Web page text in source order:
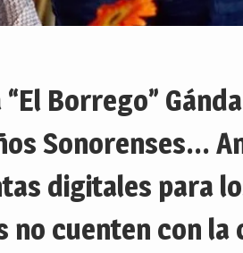
Borrego”
Sonorenses…
digitales para
no cuenten con